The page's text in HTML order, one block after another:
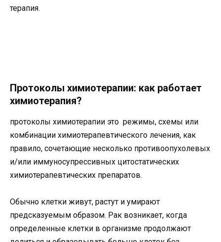
терапия.
Протоколы химиотерапии: как работает
химиотерапия?
протоколы химиотерапии это режимы, схемы или
комбинации химиотерапевтического лечения, как
правило, сочетающие несколько противоопухолевых
и/или иммуносупрессивных цитостатических
химиотерапевтических препаратов.
Обычно клетки живут, растут и умирают
предсказуемым образом. Рак возникает, когда
определенные клетки в организме продолжают